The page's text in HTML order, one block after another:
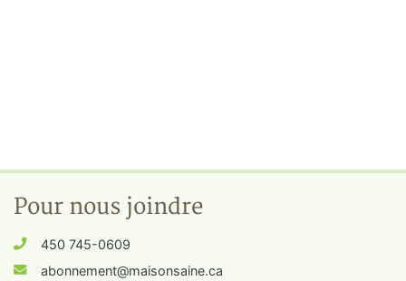
Pour nous joindre
450 745-0609
abonnement@maisonsaine.ca